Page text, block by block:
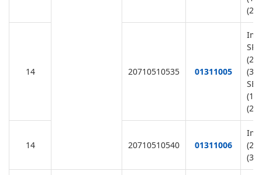
14 20710510535 01311005
14 20710510540 01311006